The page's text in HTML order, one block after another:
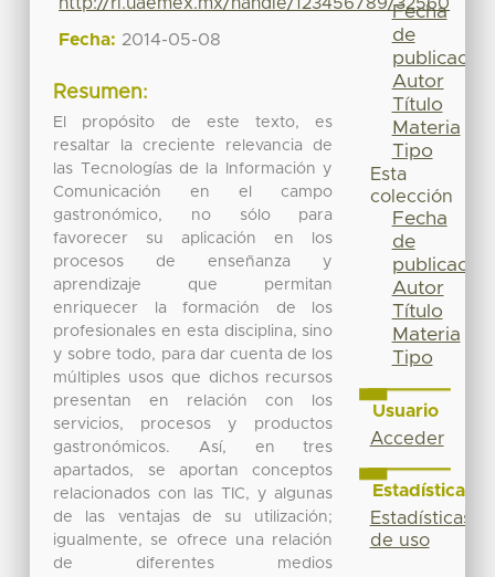
http://ri.uaemex.mx/handle/123456789/32560
Fecha: 2014-05-08
Resumen:
El propósito de este texto, es
resaltar la creciente relevancia de
las Tecnologías de la Información y
Comunicación en el campo
gastronómico, no sólo para
favorecer su aplicación en los
procesos de enseñanza y
aprendizaje que permitan
enriquecer la formación de los
profesionales en esta disciplina, sino
y sobre todo, para dar cuenta de los
múltiples usos que dichos recursos
presentan en relación con los
servicios, procesos y productos
gastronómicos. Así, en tres
apartados, se aportan conceptos
relacionados con las TIC, y algunas
de las ventajas de su utilización;
igualmente, se ofrece una relación
de diferentes medios
Fecha
de
publicación
Autor
Título
Materia
Tipo
Esta
colección
Fecha
de
publicación
Autor
Título
Materia
Tipo
Usuario
Acceder
Estadísticas
Estadísticas
de uso